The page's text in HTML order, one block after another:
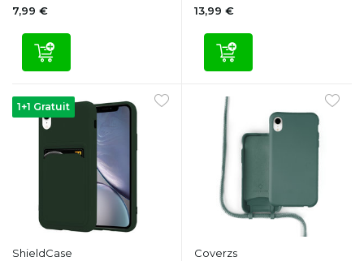
7,99 € 13,99 €
1+1 Gratuit
ShieldCase
Coverzs